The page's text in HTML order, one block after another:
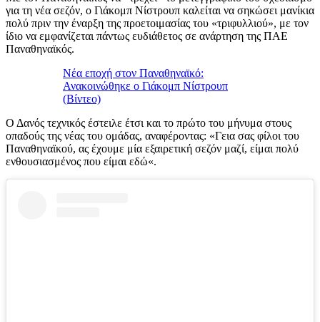
για τη νέα σεζόν, ο Γιάκομπ Νίστρουπ καλείται να σηκώσει μανίκια
πολύ πριν την έναρξη της προετοιμασίας του «τριφυλλιού», με τον
ίδιο να εμφανίζεται πάντως ευδιάθετος σε ανάρτηση της ΠΑΕ
Παναθηναϊκός.
Νέα εποχή στον Παναθηναϊκό:
Ανακοινώθηκε ο Γιάκομπ Νίστρουπ
(Βίντεο)
Ο Δανός τεχνικός έστειλε έτσι και το πρώτο του μήνυμα στους
οπαδούς της νέας του ομάδας, αναφέροντας: «Γεια σας φίλοι του
Παναθηναϊκού, ας έχουμε μία εξαιρετική σεζόν μαζί, είμαι πολύ
ενθουσιασμένος που είμαι εδώ«.